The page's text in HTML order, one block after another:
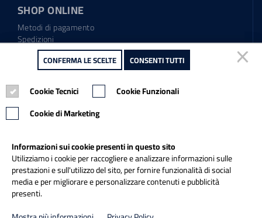
SHOP ONLINE
Metodi di pagamento
Spedizioni
Regolamento garanzia
Diritto di recesso
Tel.: 0865.904373
Email:info@italiapulitasrl.it
CONFERMA LE SCELTE CONSENTI TUTTI
Cookie Tecnici
Cookie Funzionali
Cookie di Marketing
Informazioni sui cookie presenti in questo sito
Utilizziamo i cookie per raccogliere e analizzare informazioni sulle
prestazioni e sull'utilizzo del sito, per fornire funzionalità di social
media e per migliorare e personalizzare contenuti e pubblicità
presenti.
CONFERMA LE SCELTE CONSENTI TUTTI
Cookie Tecnici
Cookie Funzionali
Cookie di Marketing
Informazioni sui cookie presenti in questo sito
Utilizziamo i cookie per raccogliere e analizzare informazioni sulle
prestazioni e sull'utilizzo del sito, per fornire funzionalità di social
media e per migliorare e personalizzare contenuti e pubblicità
presenti.